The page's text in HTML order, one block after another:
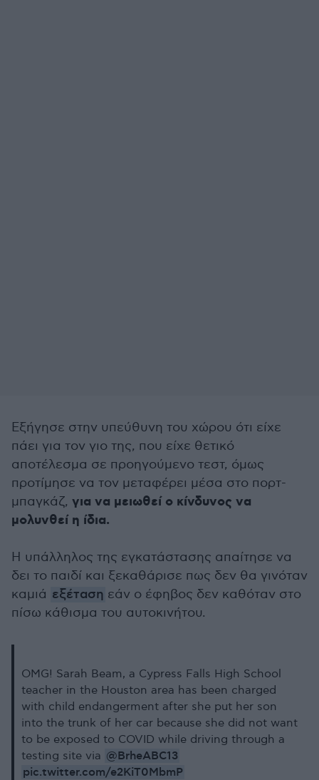
Εξήγησε στην υπεύθυνη του χώρου ότι είχε
πάει για τον γιο της, που είχε θετικό
αποτέλεσμα σε προηγούμενο τεστ, όμως
προτίμησε να τον μεταφέρει μέσα στο πορτ-
μπαγκάζ, για να μειωθεί ο κίνδυνος να
μολυνθεί η ίδια.
Η υπάλληλος της εγκατάστασης απαίτησε να
δει το παιδί και ξεκαθάρισε πως δεν θα γινόταν
καμιά εξέταση εάν ο έφηβος δεν καθόταν στο
πίσω κάθισμα του αυτοκινήτου.
OMG! Sarah Beam, a Cypress Falls High School
teacher in the Houston area has been charged
with child endangerment after she put her son
into the trunk of her car because she did not want
to be exposed to COVID while driving through a
testing site via @BrheABC13
pic.twitter.com/e2KiT0MbmP